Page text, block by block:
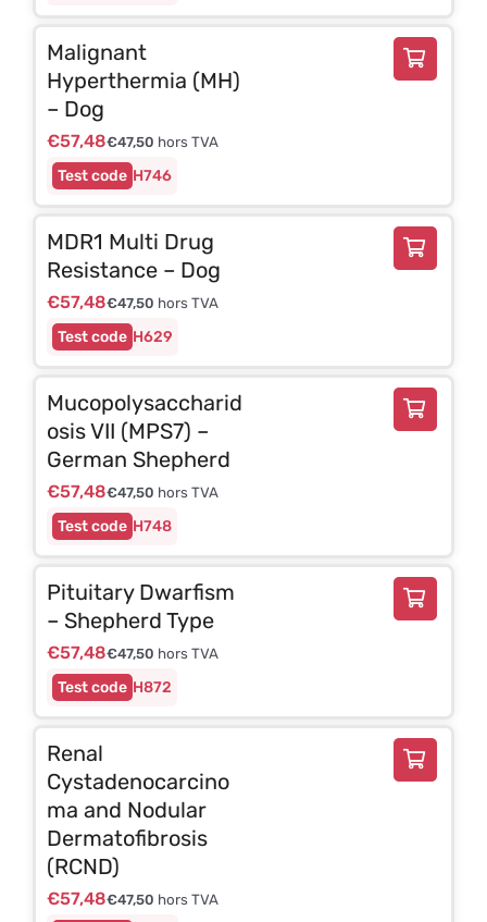
H746
Malignant
Hyperthermia (MH)
– Dog
€57,48€47,50 hors TVA
H629
MDR1 Multi Drug
Resistance – Dog
€57,48€47,50 hors TVA
H748
Mucopolysaccharid
osis VII (MPS7) –
German Shepherd
€57,48€47,50 hors TVA
H872
Pituitary Dwarfism
– Shepherd Type
€57,48€47,50 hors TVA
Renal
Cystadenocarcino
ma and Nodular
Dermatofibrosis
(RCND)
€57,48€47,50 hors TVA